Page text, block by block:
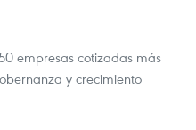
empresas cotizadas más
y crecimiento